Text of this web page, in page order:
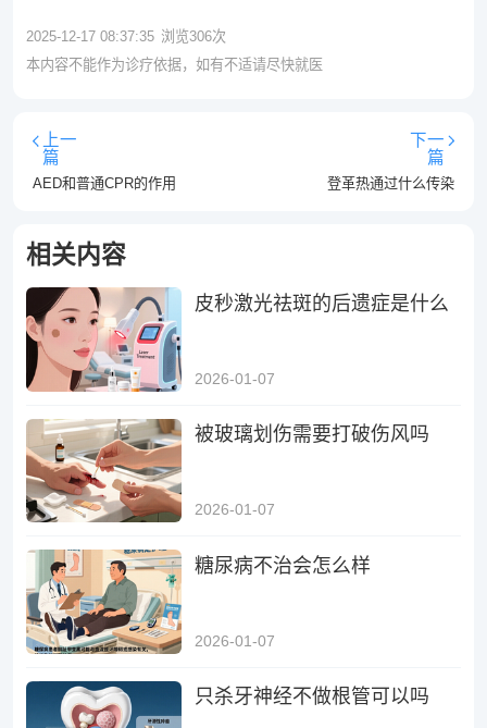
2025-12-17 08:37:35 浏览306次
本内容不能作为诊疗依据，如有不适请尽快就医
上一
篇
AED和普通CPR的作用
下一
篇
登革热通过什么传染
相关内容
皮秒激光祛斑的后遗症是什么
2026-01-07
被玻璃划伤需要打破伤风吗
2026-01-07
糖尿病不治会怎么样
2026-01-07
只杀牙神经不做根管可以吗